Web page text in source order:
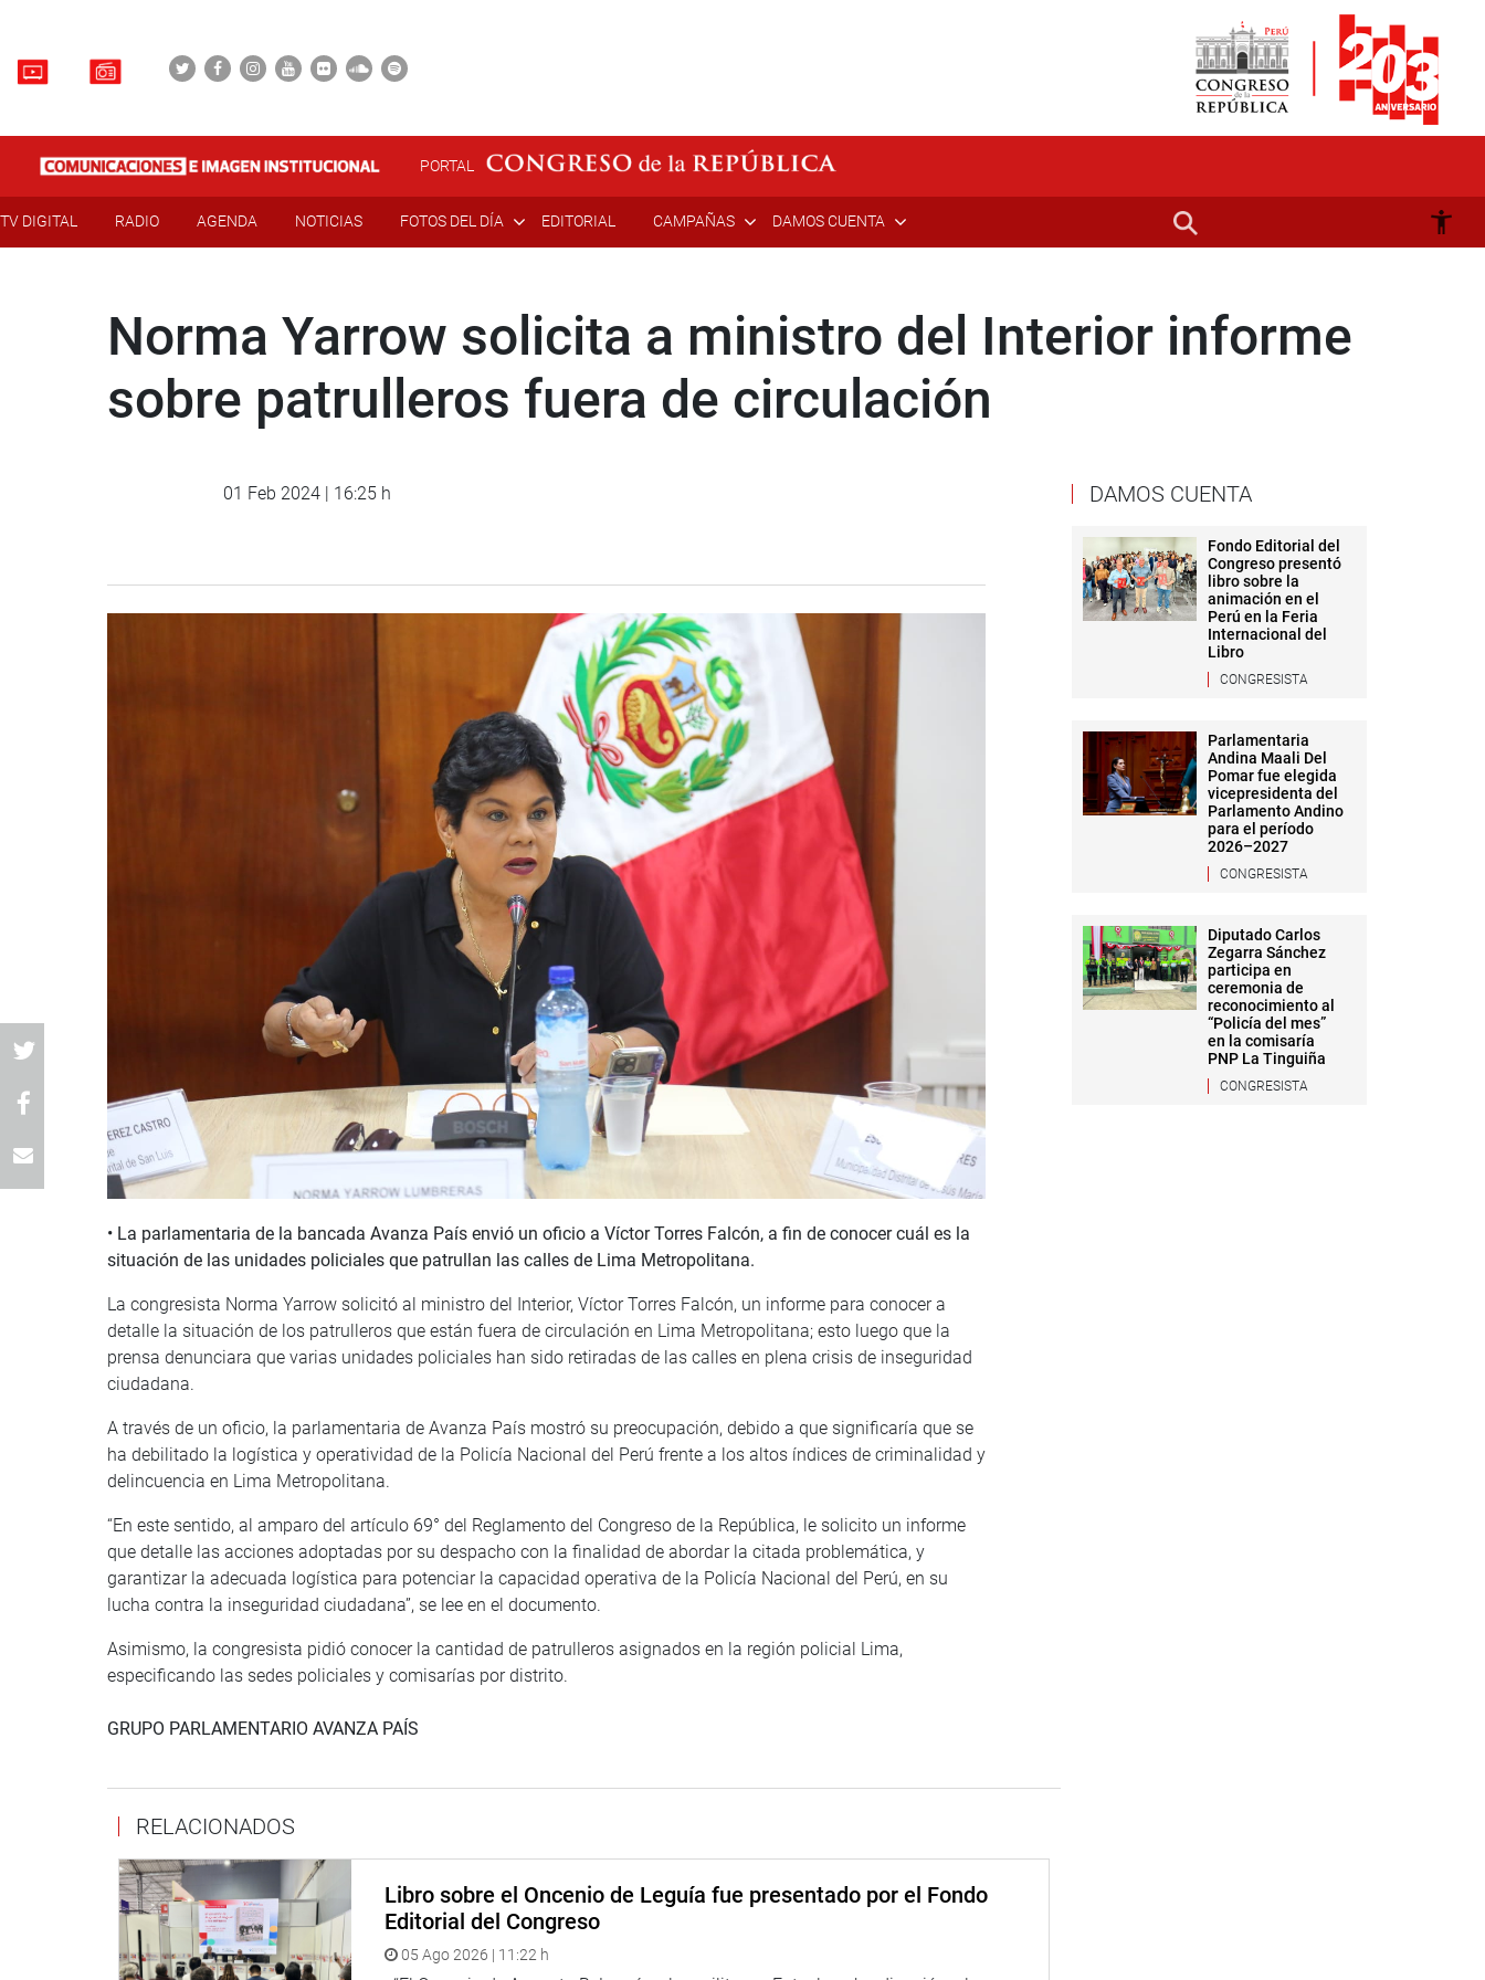
PORTAL
TV DIGITAL RADIO AGENDA NOTICIAS FOTOS DEL DÍA EDITORIAL CAMPAÑAS DAMOS CUENTA
Norma Yarrow solicita a ministro del Interior informe
sobre patrulleros fuera de circulación
01 Feb 2024 | 16:25 h
• La parlamentaria de la bancada Avanza País envió un oficio a Víctor Torres Falcón, a fin de conocer cuál es la
situación de las unidades policiales que patrullan las calles de Lima Metropolitana.
La congresista Norma Yarrow solicitó al ministro del Interior, Víctor Torres Falcón, un informe para conocer a
detalle la situación de los patrulleros que están fuera de circulación en Lima Metropolitana; esto luego que la
prensa denunciara que varias unidades policiales han sido retiradas de las calles en plena crisis de inseguridad
ciudadana.
A través de un oficio, la parlamentaria de Avanza País mostró su preocupación, debido a que significaría que se
ha debilitado la logística y operatividad de la Policía Nacional del Perú frente a los altos índices de criminalidad y
delincuencia en Lima Metropolitana.
“En este sentido, al amparo del artículo 69° del Reglamento del Congreso de la República, le solicito un informe
que detalle las acciones adoptadas por su despacho con la finalidad de abordar la citada problemática, y
garantizar la adecuada logística para potenciar la capacidad operativa de la Policía Nacional del Perú, en su
lucha contra la inseguridad ciudadana”, se lee en el documento.
Asimismo, la congresista pidió conocer la cantidad de patrulleros asignados en la región policial Lima,
especificando las sedes policiales y comisarías por distrito.
GRUPO PARLAMENTARIO AVANZA PAÍS
RELACIONADOS
Libro sobre el Oncenio de Leguía fue presentado por el Fondo
Editorial del Congreso
05 Ago 2026 | 11:22 h
DAMOS CUENTA
Fondo Editorial del
Congreso presentó
libro sobre la
animación en el
Perú en la Feria
Internacional del
Libro
CONGRESISTA
Parlamentaria
Andina Maali Del
Pomar fue elegida
vicepresidenta del
Parlamento Andino
para el período
2026–2027
CONGRESISTA
Diputado Carlos
Zegarra Sánchez
participa en
ceremonia de
reconocimiento al
“Policía del mes”
en la comisaría
PNP La Tinguiña
CONGRESISTA